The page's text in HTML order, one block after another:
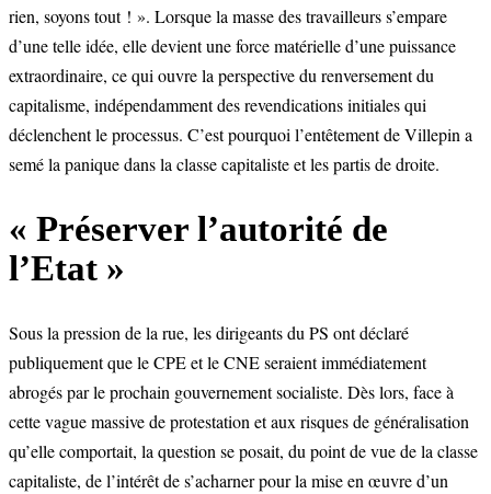
rien, soyons tout ! ». Lorsque la masse des travailleurs s’empare
d’une telle idée, elle devient une force matérielle d’une puissance
extraordinaire, ce qui ouvre la perspective du renversement du
capitalisme, indépendamment des revendications initiales qui
déclenchent le processus. C’est pourquoi l’entêtement de Villepin a
semé la panique dans la classe capitaliste et les partis de droite.
« Préserver l’autorité de
l’Etat »
Sous la pression de la rue, les dirigeants du PS ont déclaré
publiquement que le CPE et le CNE seraient immédiatement
abrogés par le prochain gouvernement socialiste. Dès lors, face à
cette vague massive de protestation et aux risques de généralisation
qu’elle comportait, la question se posait, du point de vue de la classe
capitaliste, de l’intérêt de s’acharner pour la mise en œuvre d’un